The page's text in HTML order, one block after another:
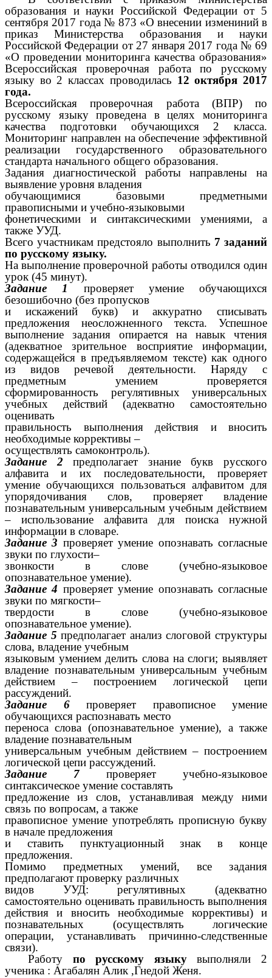
образования и науки Российской Федерации от 5
сентября 2017 года № 873 «О внесении измениний в
приказ Министерства образования и науки
Российской Федерации от 27 января 2017 года № 69
«О проведении мониторинга качества образования»
Всероссийская проверочная работа по русскому
языку во 2 классах проводилась 12 октября 2017
года.
Всероссийская проверочная работа (ВПР) по
русскому языку проведена в целях мониторинга
качества подготовки обучающихся 2 класса.
Мониторинг направлен на обеспечение эффективной
реализации государственного образовательного
стандарта начального общего образования.
Задания диагностической работы направлены на
выявление уровня владения
обучающимися базовыми предметными
правописными и учебно-языковыми
фонетическими и синтаксическими умениями, а
также УУД.
Всего участникам предстояло выполнить 7 заданий
по русскому языку.
На выполнение проверочной работы отводился один
урок (45 минут).
Задание 1 проверяет умение обучающихся
безошибочно (без пропусков
и искажений букв) и аккуратно списывать
предложения неосложненного текста. Успешное
выполнение задания опирается на навык чтения
(адекватное зрительное восприятие информации,
содержащейся в предъявляемом тексте) как одного
из видов речевой деятельности. Наряду с
предметным умением проверяется
сформированность регулятивных универсальных
учебных действий (адекватно самостоятельно
оценивать
правильность выполнения действия и вносить
необходимые коррективы –
осуществлять самоконтроль).
Задание 2 предполагает знание букв русского
алфавита и их последовательности, проверяет
умение обучающихся пользоваться алфавитом для
упорядочивания слов, проверяет владение
познавательным универсальным учебным действием
– использование алфавита для поиска нужной
информации в словаре.
Задание 3 проверяет умение опознавать согласные
звуки по глухости–
звонкости в слове (учебно-языковое
опознавательное умение).
Задание 4 проверяет умение опознавать согласные
звуки по мягкости–
твердости в слове (учебно-языковое
опознавательное умение).
Задание 5 предполагает анализ слоговой структуры
слова, владение учебным
языковым умением делить слова на слоги; выявляет
владение познавательным универсальным учебным
действием – построением логической цепи
рассуждений.
Задание 6проверяет правописное умение
обучающихся распознавать место
переноса слова (опознавательное умение), а также
владение познавательным
универсальным учебным действием – построением
логической цепи рассуждений.
Задание 7 проверяет учебно-языковое
синтаксическое умение составлять
предложение из слов, устанавливая между ними
связь по вопросам, а также
правописное умение употреблять прописную букву
в начале предложения
и ставить пунктуационный знак в конце
предложения.
Помимо предметных умений, все задания
предполагают проверку различных
видов УУД: регулятивных (адекватно
самостоятельно оценивать правильность выполнения
действия и вносить необходимые коррективы) и
познавательных (осуществлять логические
операции, устанавливать причинно-следственные
связи).
Работу по русскому языкувыполняли 2
ученика : Агабалян Алик ,Гнедой Женя.